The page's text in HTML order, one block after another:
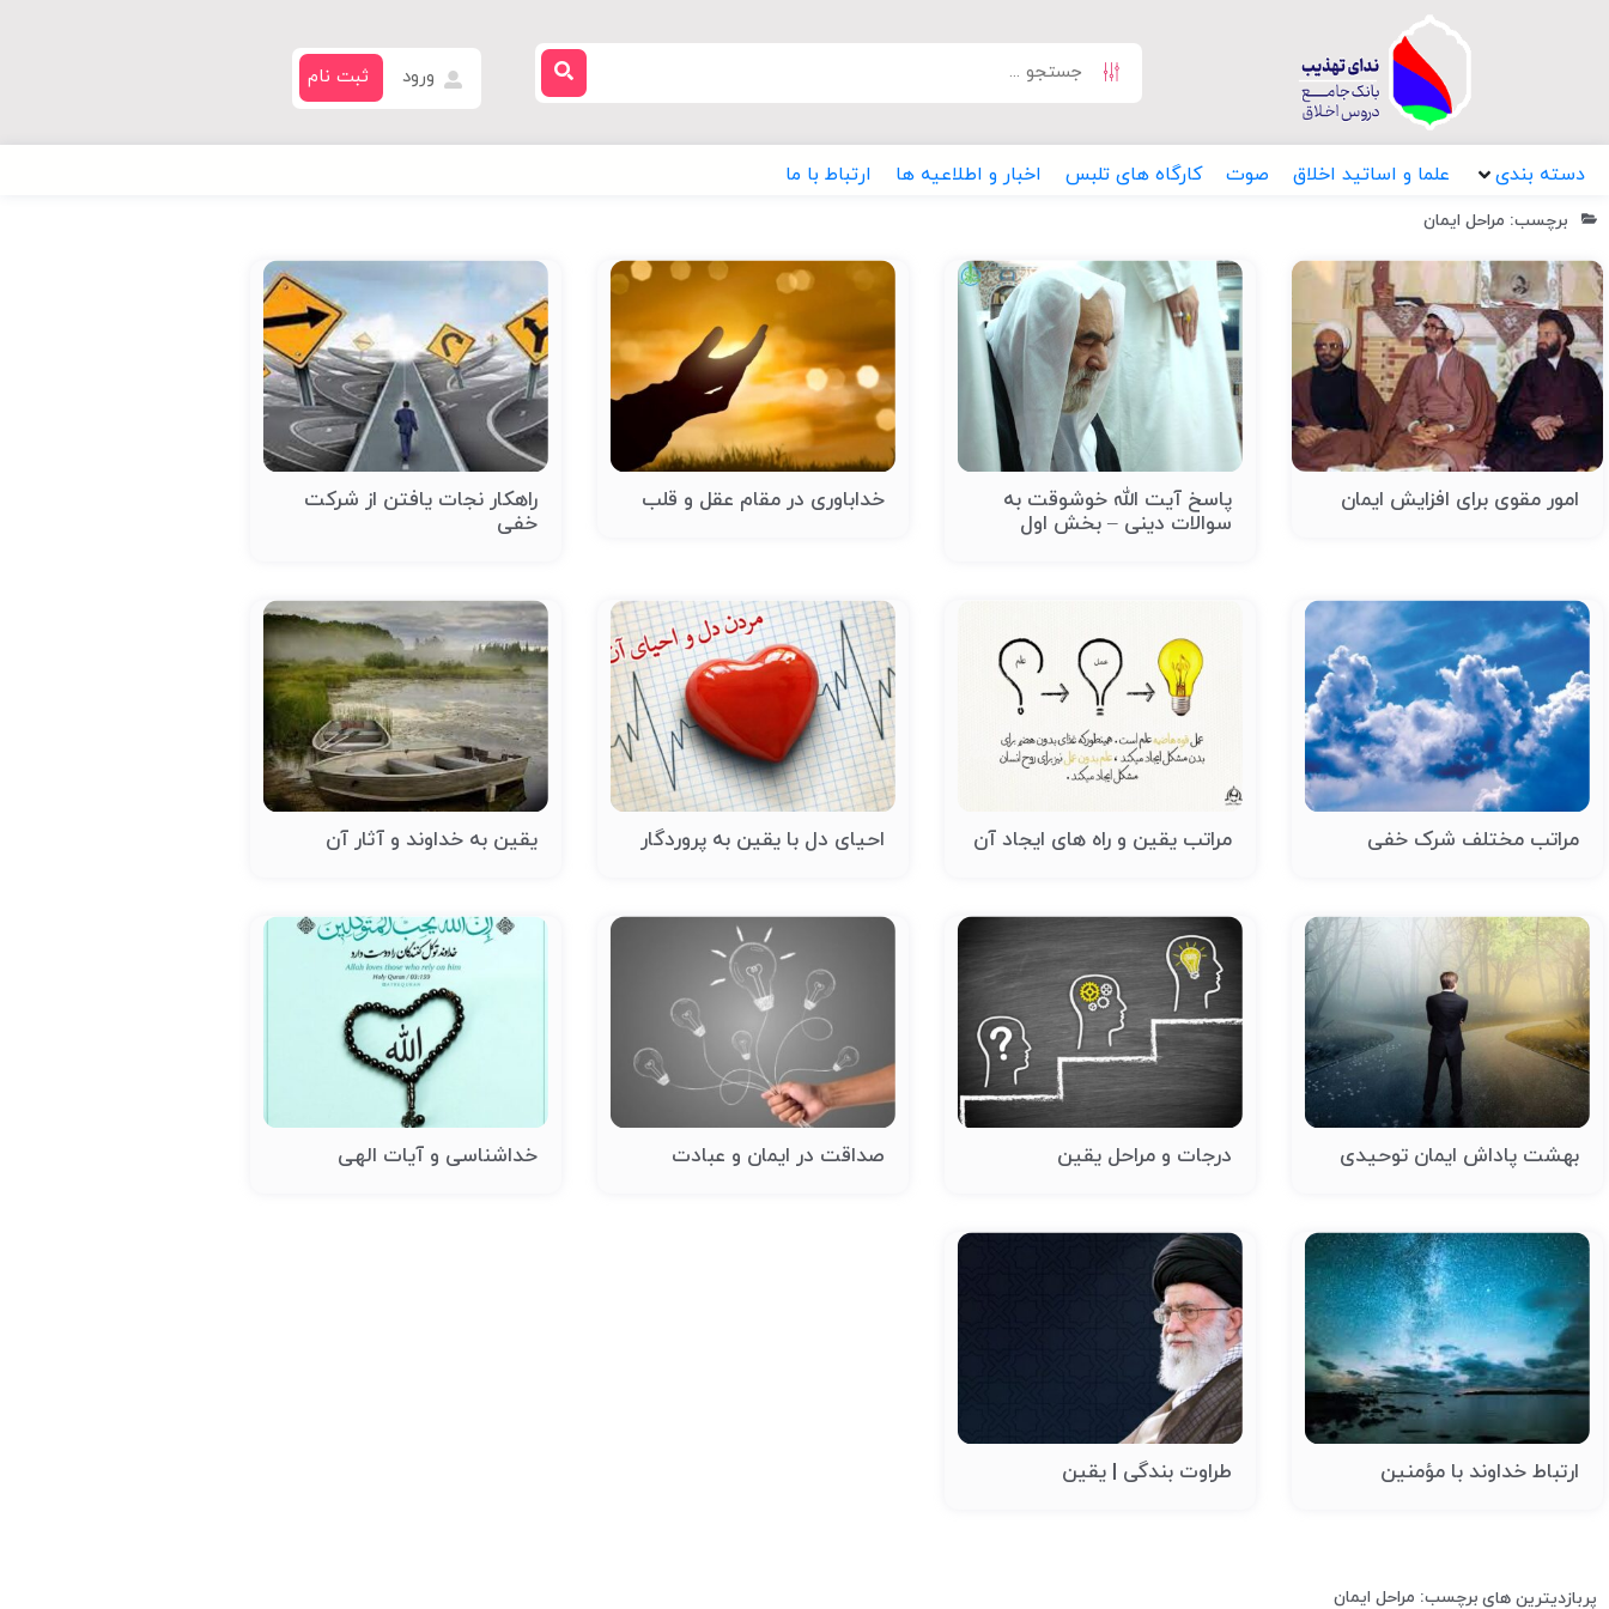
ورود ثبت نام
دسته بندی علما و اساتید اخلاق صوت کارگاه های تلبس اخبار و اطلاعیه ها ارتباط با ما
برچسب: مراحل ایمان
امور مقوی برای افزایش ایمان
پاسخ آیت الله خوشوقت به
سوالات دینی – بخش اول
خداباوری در مقام عقل و قلب
راهکار نجات یافتن از شرکت
خفی
مراتب مختلف شرک خفی مراتب یقین و راه های ایجاد آن احیای دل با یقین به پروردگار یقین به خداوند و آثار آن
بهشت پاداش ایمان توحیدی درجات و مراحل یقین صداقت در ایمان و عبادت خداشناسی و آیات الهی
ارتباط خداوند با مؤمنین طراوت بندگی | یقین
پربازدیترین های برچسب: مراحل ایمان